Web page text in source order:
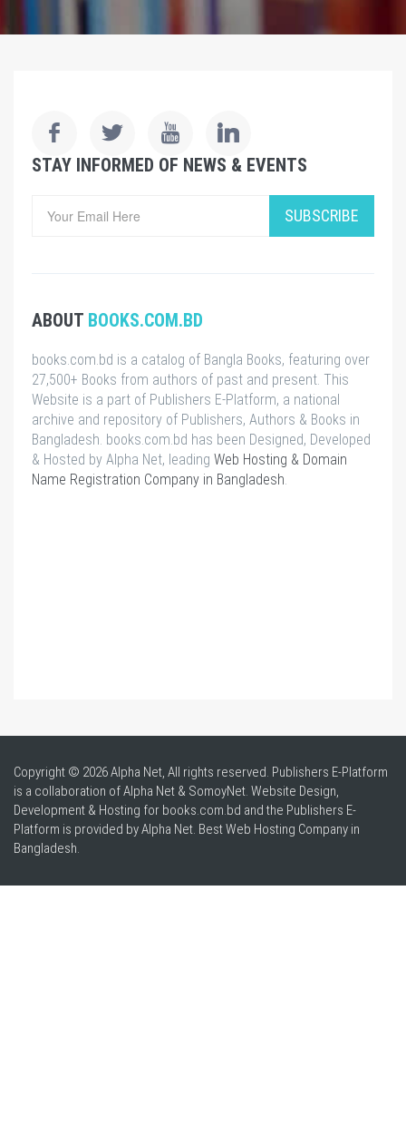
STAY INFORMED OF NEWS & EVENTS
SUBSCRIBE
ABOUT BOOKS.COM.BD
books.com.bd is a catalog of Bangla Books, featuring over
27,500+ Books from authors of past and present. This
Website is a part of Publishers E-Platform, a national
archive and repository of Publishers, Authors & Books in
Bangladesh. books.com.bd has been Designed, Developed
& Hosted by Alpha Net, leading Web Hosting & Domain
Name Registration Company in Bangladesh
Copyright © 2026 Alpha Net, All rights reserved. Publishers E-Platform
is a collaboration of Alpha Net & SomoyNet. Website Design,
Development & Hosting for books.com.bd and the Publishers E-
Platform is provided by Alpha Net. BestWeb Hosting Company in
Bangladesh.